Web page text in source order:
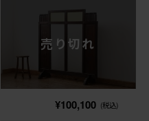
売り切れ
¥100,100 (税込)